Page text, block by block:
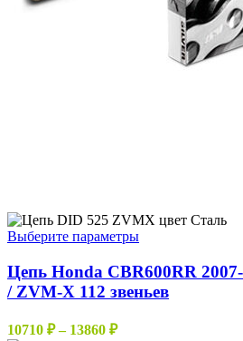
Выберите параметрыЭтот
имеет
несколько
вариаций.
Цепь Honda CBR600RR
/ ZVM-X 112 звеньев
10710 ₽ – 13860 ₽Диапазон